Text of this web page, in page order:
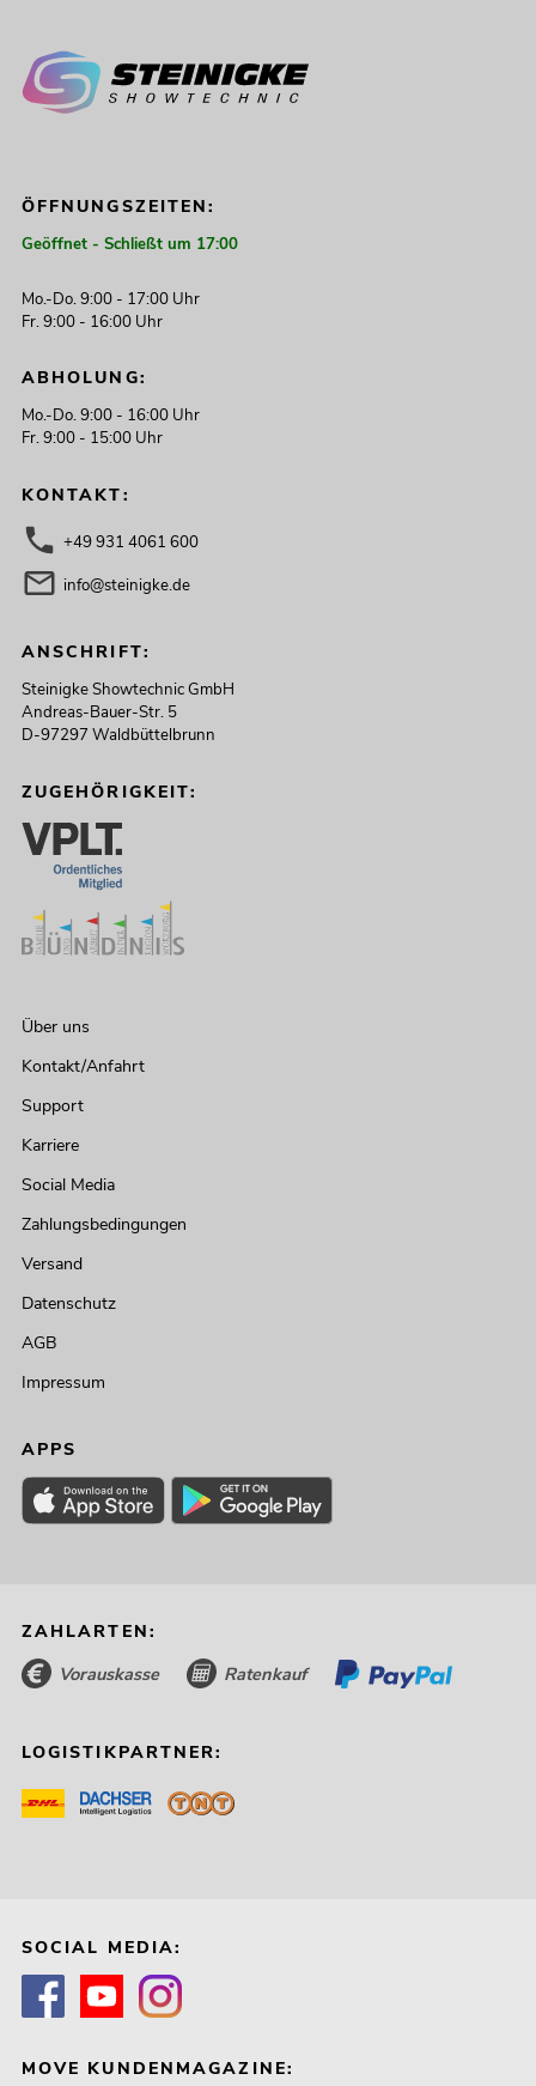
ÖFFNUNGSZEITEN:
Geöffnet - Schließt um 17:00
Mo.-Do. 9:00 - 17:00 Uhr
Fr. 9:00 - 16:00 Uhr
ABHOLUNG:
Mo.-Do. 9:00 - 16:00 Uhr
Fr. 9:00 - 15:00 Uhr
KONTAKT:
+49 931 4061 600
info@steinigke.de
ANSCHRIFT:
Steinigke Showtechnic GmbH
Andreas-Bauer-Str. 5
D-97297 Waldbüttelbrunn
ZUGEHÖRIGKEIT:
Über uns
Kontakt/Anfahrt
Support
Karriere
Social Media
Zahlungsbedingungen
Versand
Datenschutz
AGB
Impressum
APPS
ZAHLARTEN:
Vorauskasse Ratenkauf
LOGISTIKPARTNER:
SOCIAL MEDIA:
MOVE KUNDENMAGAZINE: